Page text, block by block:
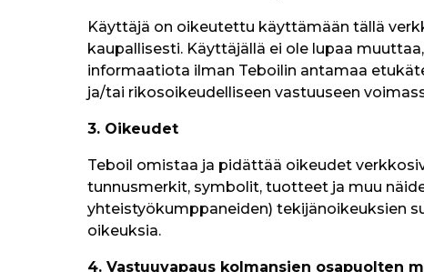
Käyttäjä on oikeutettu käyttämään tällä
kaupallisesti. Käyttäjällä ei ole lupaa
informaatiota ilman Teboilin antamaa
ja/tai rikosoikeudelliseen vastuuseen
3. Oikeudet
Teboil omistaa ja pidättää oikeudet
tunnusmerkit, symbolit, tuotteet ja muu
yhteistyökumppaneiden) tekijänoikeuksien
oikeuksia.
4. Vastuuvapaus kolmansien osapuolten